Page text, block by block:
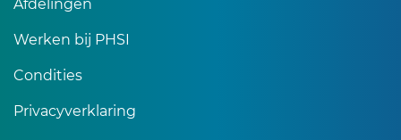
Afdelingen
Werken bij PHSI
Condities
Privacyverklaring